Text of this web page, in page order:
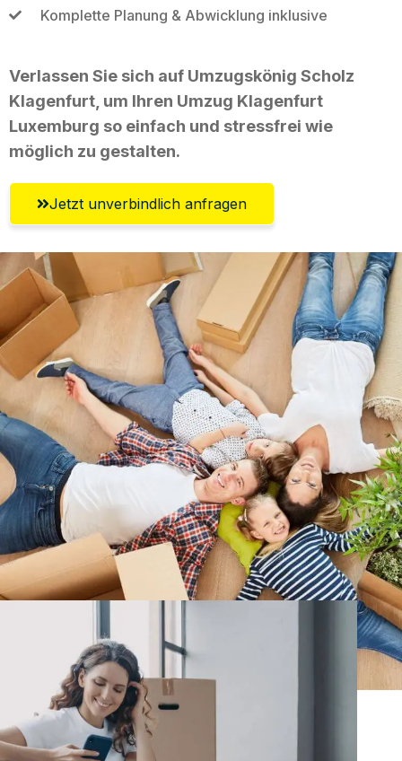
Komplette Planung & Abwicklung inklusive
Verlassen Sie sich auf Umzugskönig Scholz
Klagenfurt, um Ihren Umzug Klagenfurt
Luxemburg so einfach und stressfrei wie
möglich zu gestalten.
Jetzt unverbindlich anfragen